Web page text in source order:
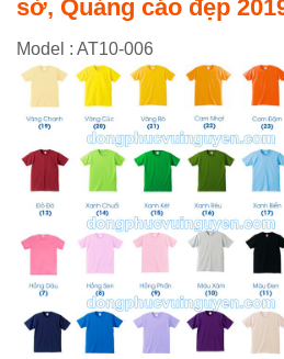
sở, Quảng cáo đẹp
Model : AT10-006